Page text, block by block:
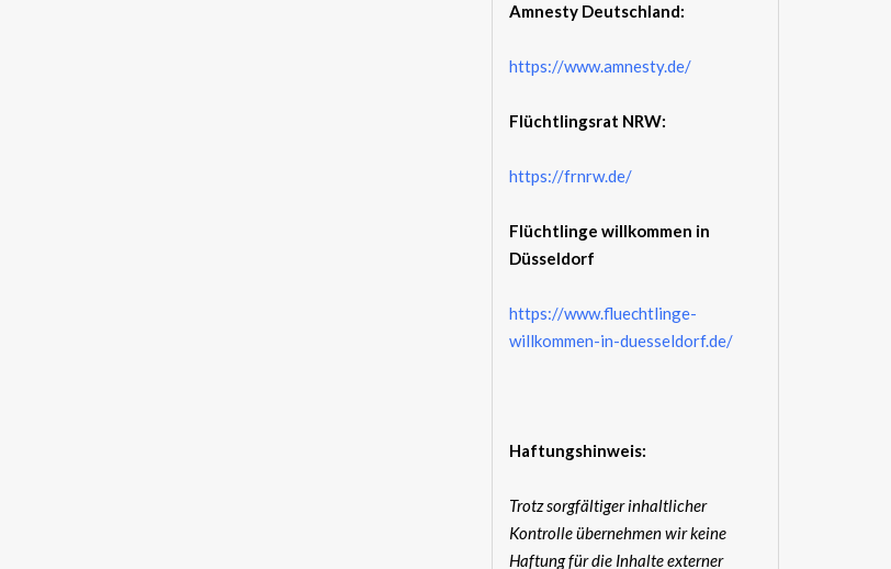
Amnesty Deutschland:
https://www.amnesty.de/
Flüchtlingsrat NRW:
https://frnrw.de/
Flüchtlinge willkommen in
Düsseldorf
https://www.fluechtlinge-
willkommen-in-duesseldorf.de/
Haftungshinweis:
Trotz sorgfältiger inhaltlicher
Kontrolle übernehmen wir keine
Haftung für die Inhalte externer